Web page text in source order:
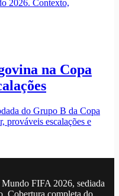
2026. Contexto,
na Copa
do Grupo B da Copa
prováveis escalações e
FIFA 2026, sediada
Cobertura completa do